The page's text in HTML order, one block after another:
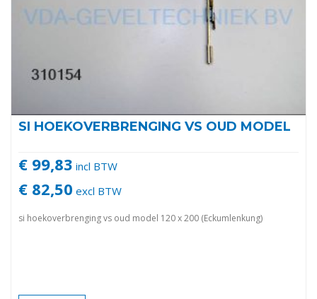
SI HOEKOVERBRENGING VS OUD MODEL
€ 99,83 incl BTW
€ 82,50 excl BTW
si hoekoverbrenging vs oud model 120 x 200 (Eckumlenkung)